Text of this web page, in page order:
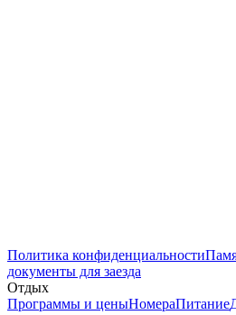
Политика конфиденциальности
документы для заезда
Отдых
Программы и ценыНомераПитание